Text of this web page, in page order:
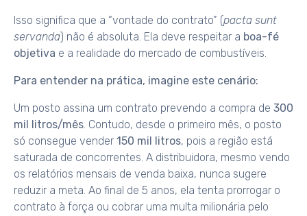
Isso significa que a “vontade do contrato” (pacta sunt
servanda) não é absoluta. Ela deve respeitar a boa-fé
objetiva e a realidade do mercado de combustíveis.
Para entender na prática, imagine este cenário:
Um posto assina um contrato prevendo a compra de 300
mil litros/mês. Contudo, desde o primeiro mês, o posto
só consegue vender 150 mil litros, pois a região está
saturada de concorrentes. A distribuidora, mesmo vendo
os relatórios mensais de venda baixa, nunca sugere
reduzir a meta. Ao final de 5 anos, ela tenta prorrogar o
contrato à força ou cobrar uma multa milionária pelo